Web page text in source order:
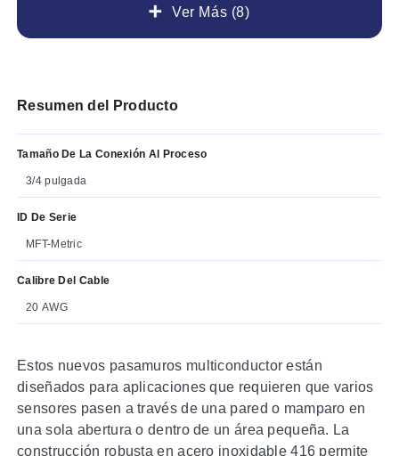
Ver Más (8)
Resumen del Producto
Tamaño De La Conexión Al Proceso
3/4 pulgada
ID De Serie
MFT-Metric
Calibre Del Cable
20 AWG
Estos nuevos pasamuros multiconductor están
diseñados para aplicaciones que requieren que varios
sensores pasen a través de una pared o mamparo en
una sola abertura o dentro de un área pequeña. La
construcción robusta en acero inoxidable 416 permite